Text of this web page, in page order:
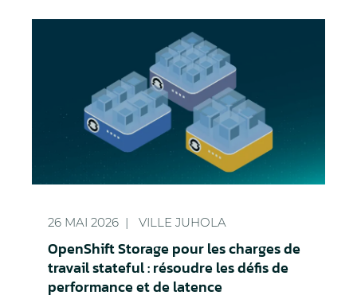
26 MAI 2026
VILLE JUHOLA
OpenShift Storage pour les charges de
travail stateful : résoudre les défis de
performance et de latence